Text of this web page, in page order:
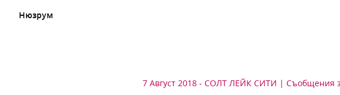
Нюзрум
7 Август 2018 - СОЛТ ЛЕЙК СИТИ Съобщения